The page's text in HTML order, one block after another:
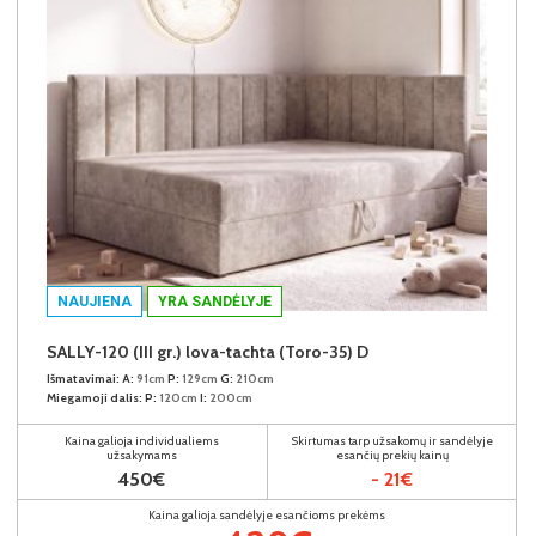
NAUJIENA YRA SANDĖLYJE
SALLY-120 (III gr.) lova-tachta (Toro-35) D
Išmatavimai: A: 91cm P: 129cm G: 210cm
Miegamoji dalis: P: 120cm I: 200cm
Kaina galioja individualiems
užsakymams
450€
Skirtumas tarp užsakomų ir sandėlyje
esančių prekių kainų
- 21€
Kaina galioja sandėlyje esančioms prekėms